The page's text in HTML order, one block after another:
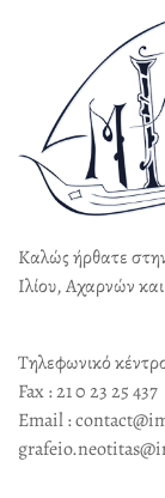
Καλώς ήρθατε
Ιλίου, Αχαρνών
Τηλεφωνικό
Fax : 21 0 23 25 437
Email :